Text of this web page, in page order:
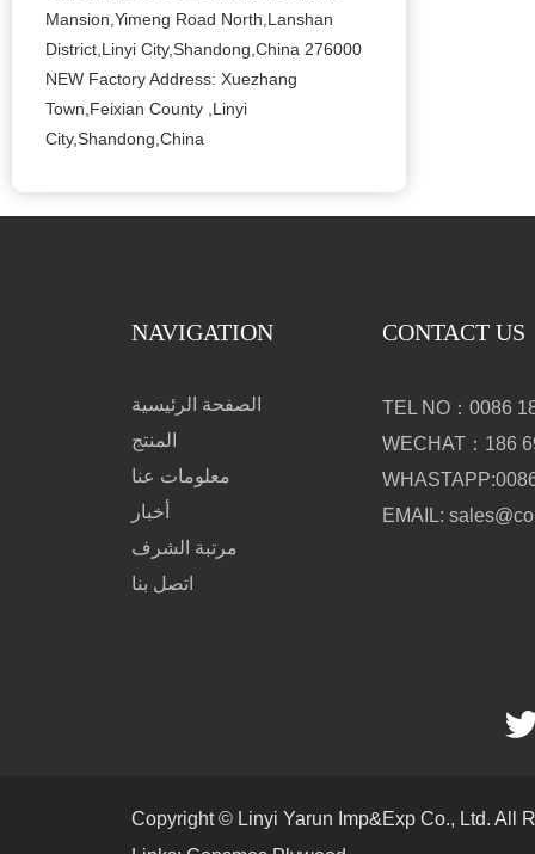
Mansion,Yimeng Road North,Lanshan
District,Linyi City,Shandong,China 276000
NEW Factory Address: Xuezhang
Town,Feixian County ,Linyi
City,Shandong,China
NAVIGATION
الصفحة الرئيسية
المنتج
معلومات عنا
أخبار
مرتبة الشرف
اتصل بنا
CONTACT US
TEL NO：0086
WECHAT：186
EMAIL:
Copyright © Linyi Yarun Imp&Exp Co., Ltd. All